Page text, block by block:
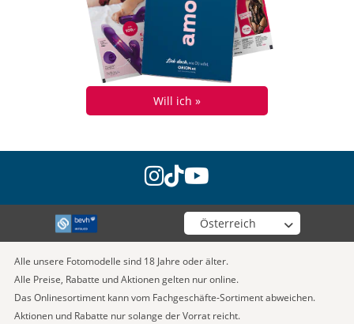
Will ich »
instagram
tiktok
youtube
Wähle deinen Shop
Alle unsere Fotomodelle sind 18 Jahre oder älter.
Alle Preise, Rabatte und Aktionen gelten nur online.
Das Onlinesortiment kann vom Fachgeschäfte-Sortiment abweichen.
Aktionen und Rabatte nur solange der Vorrat reicht.